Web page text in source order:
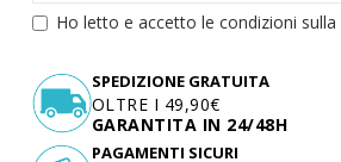
Ho letto e accetto le condizioni sulla
SPEDIZIONE GRATUITA
OLTRE I 49,90€
GARANTITA IN 24/48H
PAGAMENTI SICURI